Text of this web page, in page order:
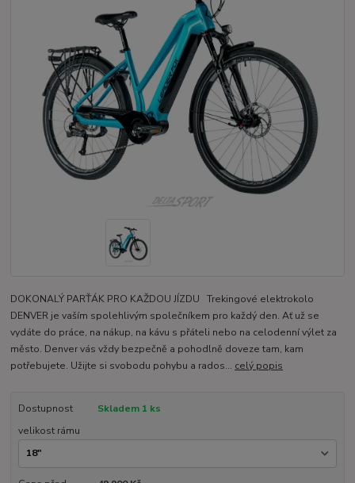
DOKONALÝ PARŤÁK PRO KAŽDOU JÍZDU Trekingové elektrokolo
DENVER je vaším spolehlivým společníkem pro každý den. Ať už se
vydáte do práce, na nákup, na kávu s přáteli nebo na celodenní výlet za
město. Denver vás vždy bezpečně a pohodlně doveze tam, kam
potřebujete. Užijte si svobodu pohybu a rados... celý popis
Dostupnost
Skladem 1 ks
velikost rámu